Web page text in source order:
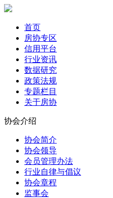
首页
房协专区
信用平台
行业资讯
数据研究
政策法规
专题栏目
关于房协
协会介绍
协会简介
协会领导
会员管理办法
行业自律与倡议
协会章程
监事会